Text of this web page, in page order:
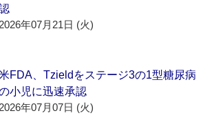
2026年07月21日 (火)
FDA、Tzieldをステージ3の1型糖尿病
小児に迅速承認
2026年07月07日 (火)